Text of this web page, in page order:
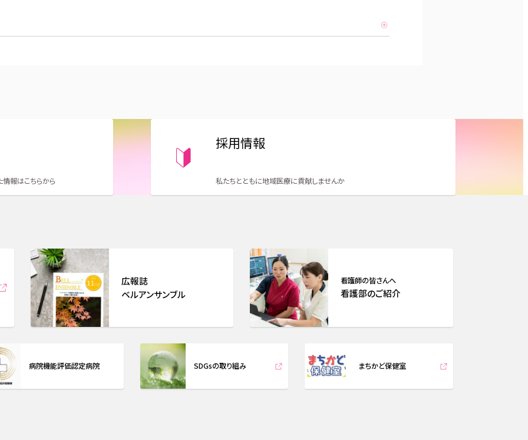
報はこちらから
採用情報
私たちとともに地域医療に貢献しませんか
広報誌
ベルアンサンブル
看護師の皆さんへ
看護部のご紹介
病院機能評価認定病院 SDGsの取り組み まちかど保健室